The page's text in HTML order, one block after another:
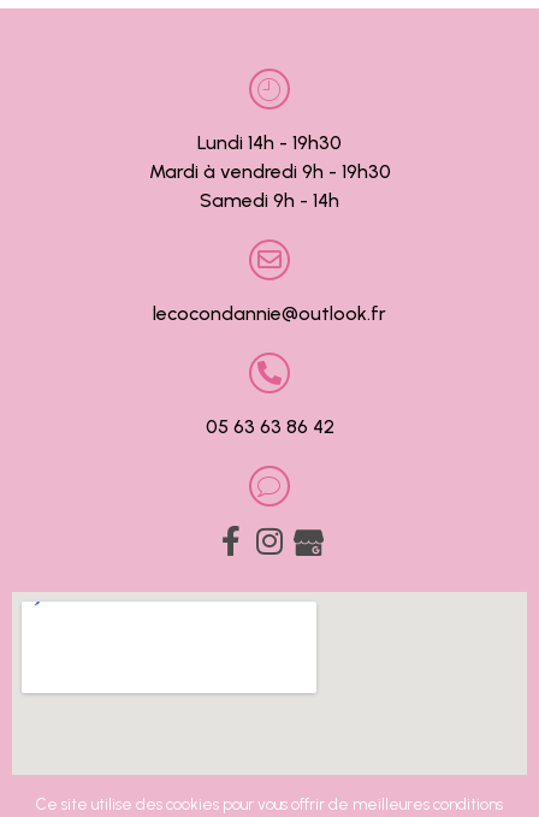
Lundi 14h - 19h30
Mardi à vendredi 9h - 19h30
Samedi 9h - 14h
lecocondannie@outlook.fr
05 63 63 86 42
Ce site utilise des cookies pour vous offrir de meilleures conditions